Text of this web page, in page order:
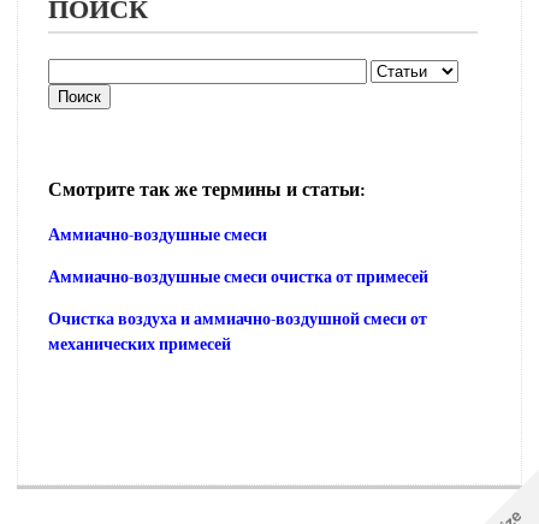
ПОИСК
Смотрите так же термины и статьи:
Аммиачно-воздушные смеси
Аммиачно-воздушные смеси очистка от примесей
Очистка воздуха и аммиачно-воздушной смеси от
механических примесей